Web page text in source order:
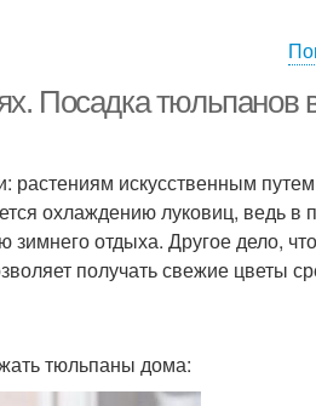
Посадка тюльпанов
искусственным
охлаждению луковиц, ведь в
зимнего отдыха. Другое дело, что
получать свежие цветы
тюльпаны дома: